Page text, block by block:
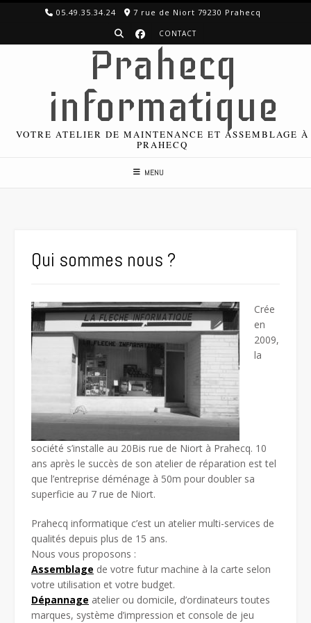
05.49.35.34.24 7 rue de Niort 79230 Prahecq
CONTACT
Prahecq
informatique
VOTRE ATELIER DE MAINTENANCE ET ASSEMBLAGE À
PRAHECQ
MENU
Qui sommes nous ?
Crée
en
2009,
la
société s’installe au 20Bis rue de Niort à Prahecq. 10
ans après le succès de son atelier de réparation est tel
que l’entreprise déménage à 50m pour doubler sa
superficie au 7 rue de Niort.
Prahecq informatique c’est un atelier multi-services de
qualités depuis plus de 15 ans.
Nous vous proposons :
Assemblage de votre futur machine à la carte selon
votre utilisation et votre budget.
Dépannage atelier ou domicile, d’ordinateurs toutes
marques, système d’impression et console de jeu